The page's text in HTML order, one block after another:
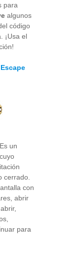
para
algunos
código
¡Usa el
Es un
cerrado.
con
abrir
para